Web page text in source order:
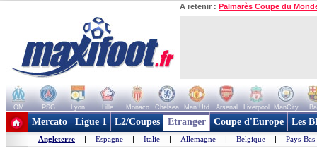
A retenir : Palmarès Coupe du
OM PSG Lyon Lille Monaco Chelsea Man Utd Arsenal Liverpool ManCity
+ de clubs
Mercato Ligue 1 L2/Coupes Etranger Coupe d'Europe Les
Angleterre | Espagne | Italie | Allemagne | Belgique | Pays-Bas